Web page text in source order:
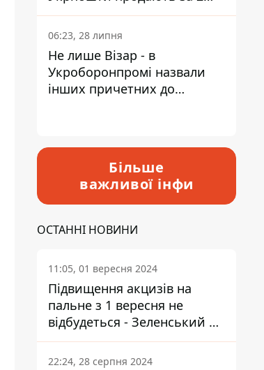
мільйони
06:23, 28 липня
Не лише Візар - в
Укроборонпромі назвали
інших причетних до
Більше
важливої інфи
ОСТАННІ НОВИНИ
11:05, 01 вересня 2024
Підвищення акцизів на
пальне з 1 вересня не
відбудеться - Зеленський не
підписав закон
22:24, 28 серпня 2024